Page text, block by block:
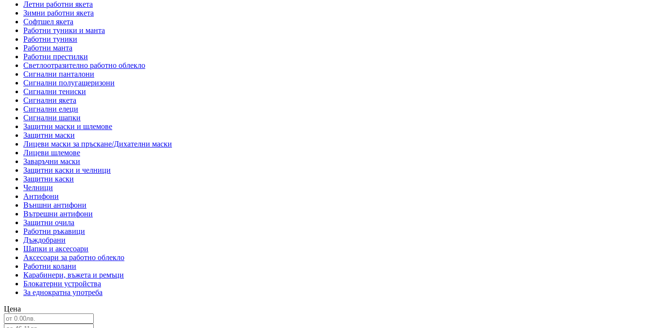
Летни работни якета
Зимни работни якета
Софтшел якета
Работни туники и манта
Работни туники
Работни манта
Работни престилки
Светлоотразително работно облекло
Сигнални панталони
Сигнални полугащеризони
Сигнални тениски
Сигнални якета
Сигнални елеци
Сигнални шапки
Защитни маски и шлемове
Защитни маски
Лицеви маски за пръскане/Дихателни маски
Лицеви шлемове
Заваръчни маски
Защитни каски и челници
Защитни каски
Челници
Антифони
Външни антифони
Вътрешни антифони
Защитни очила
Работни ръкавици
Дъждобрани
Шапки и аксесоари
Аксесоари за работно облекло
Работни колани
Карабинери, въжета и ремъци
Блокатерни устройства
За еднократна употреба
Цена